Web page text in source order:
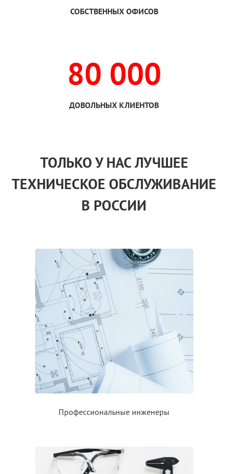
СОБСТВЕННЫХ ОФИСОВ
80 000
ДОВОЛЬНЫХ КЛИЕНТОВ
ТОЛЬКОУ НАСЛУЧШЕЕ
ТЕХНИЧЕСКОЕ ОБСЛУЖИВАНИЕ
В РОССИИ
Профессиональные инженеры